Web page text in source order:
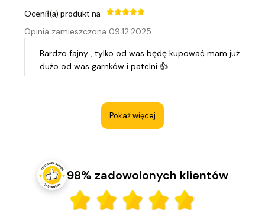
Ocenił(a) produkt na
Opinia zamieszczona 09.12.2025
Bardzo fajny , tylko od was będę kupować mam już
dużo od was garnków i patelni 👍
Pokaż więcej
98% zadowolonych klientów